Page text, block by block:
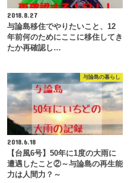
2018.8.27
与論島移住でやりたいこと、12
年前何のためにここに移住してき
たか再確認し…
与論島の暮らし
2018.6.18
【台風6号】50年に1度の大雨に
遭遇したこと②～与論島の再生能
力は人間力？～